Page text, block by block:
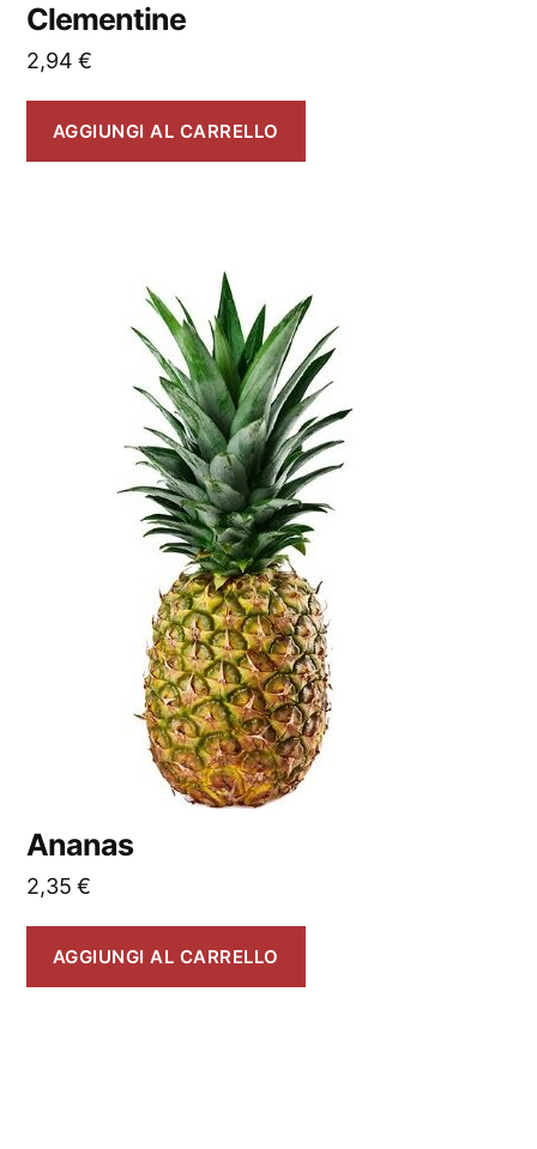
Clementine
2,94€
AGGIUNGI AL CARRELLO
Ananas
2,35€
AGGIUNGI AL CARRELLO